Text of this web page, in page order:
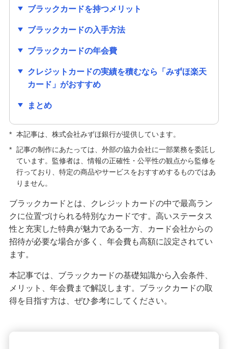
クレジットカードの番号にはどのような意味があ
クレジットカードの有効期限はどのくらい？更新
クレジットカードの種類はどう選ぶ？主な種類や
クレジットカードの手数料が発生するのはどんな
とき？手数料なしで利用する方法も紹介
キャッシュカードとクレジットカードの違いは？
役割や使い分ける方法も解説
クレジットカードの解約前に確認すること・手続
方法は？メリット・デメリットも解説
クレジットカードの更新時にするべきことは？新
クレジットカードの利用限度額はどう決まる？仕
組みや確認方法、増やす方法を紹介
ブラックカードを持つメリット
ブラックカードの入手方法
ブラックカードの年会費
クレジットカードの実績を積むなら「みずほ楽天
カード」がおすすめ
まとめ
* 本記事は、株式会社みずほ銀行が提供しています。
* 記事の制作にあたっては、外部の協力会社に一部業務を委託し
ています。監修者は、情報の正確性・公平性の観点から監修を
行っており、特定の商品やサービスをおすすめするものではあ
りません。
ブラックカードとは、クレジットカードの中で最高ラン
クに位置づけられる特別なカードです。高いステータス
性と充実した特典が魅力である一方、カード会社からの
招待が必要な場合が多く、年会費も高額に設定されてい
ます。
本記事では、ブラックカードの基礎知識から入会条件、
メリット、年会費まで解説します。ブラックカードの取
得を目指す方は、ぜひ参考にしてください。